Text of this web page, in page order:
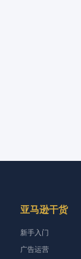
亚马逊干货
新手入门
广告运营